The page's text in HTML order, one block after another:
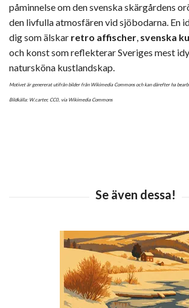
påminnelse om den svenska skärgårdens
den livfulla atmosfären vid sjöbodarna. En
dig som älskar retro affischer svenska
och konst som reflekterar Sveriges mest
natursköna kustlandskap.
Motivet är genererat utifrån bilder från Wikimedia Commons och kan därefter ha
Bildkälla: W.carter, CC0, via Wikimedia Commons